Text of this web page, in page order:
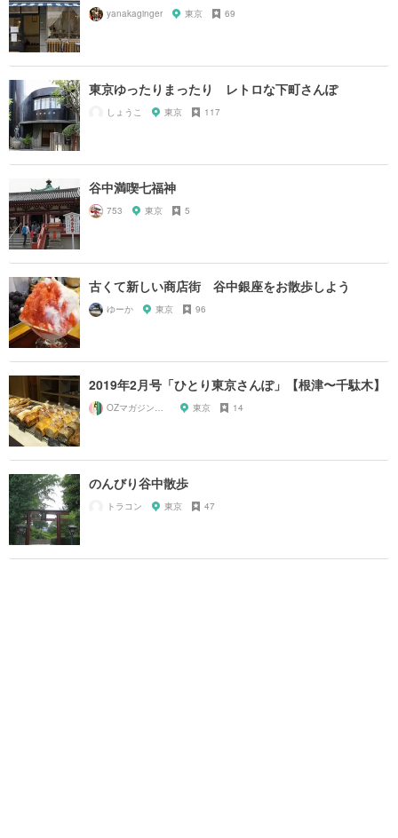
yanakaginger 東京 69
東京ゆったりまったり レトロな下町さんぽ
しょうこ 東京 117
谷中満喫七福神
753 東京 5
古くて新しい商店街 谷中銀座をお散歩しよう
ゆーか 東京 96
2019年2月号「ひとり東京さんぽ」【根津〜千駄木】
東京 14
のんびり谷中散歩
トラコン 東京 47